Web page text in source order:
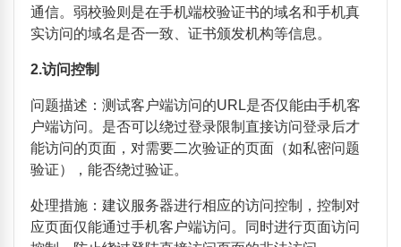
通信。弱校验则是在手机端校验证书的域名和手机真
实访问的域名是否一致、证书颁发机构等信息。
2.访问控制
问题描述：测试客户端访问的URL是否仅能由手机客
户端访问。是否可以绕过登录限制直接访问登录后才
能访问的页面，对需要二次验证的页面（如私密问题
验证），能否绕过验证。
处理措施：建议服务器进行相应的访问控制，控制对
应页面仅能通过手机客户端访问。同时进行页面访问